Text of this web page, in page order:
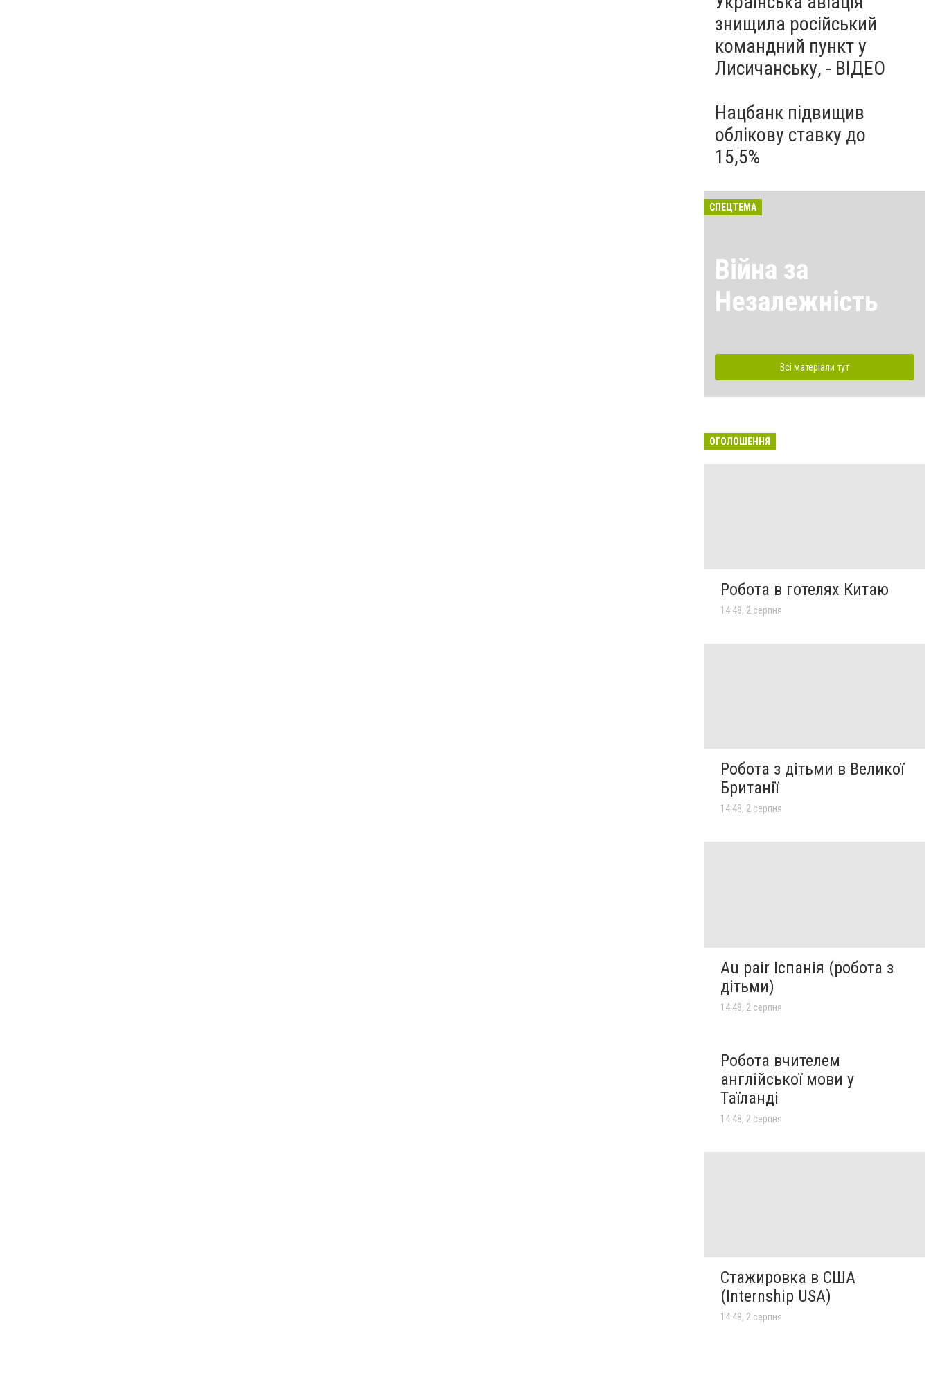
знищила російський
командний пункт у
Лисичанську, - ВІДЕО
Нацбанк підвищив
облікову ставку до
15,5%
СПЕЦТЕМА
Війна за
Незалежність
Всі матеріали тут
ОГОЛОШЕННЯ
Робота в готелях Китаю
14:48, 2 серпня
Робота з дітьми в Великої
Британії
14:48, 2 серпня
Au pair Іспанія (робота з
дітьми)
14:48, 2 серпня
Робота вчителем
англійської мови у
Таїланді
14:48, 2 серпня
Стажировка в США
(Internship USA)
14:48, 2 серпня